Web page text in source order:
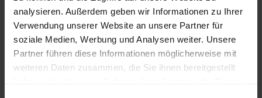
analysieren. Außerdem geben wir Informationen zu Ihrer
Verwendung unserer Website an unsere Partner für
soziale Medien, Werbung und Analysen weiter. Unsere
Partner führen diese Informationen möglicherweise mit
weiteren Daten zusammen, die Sie ihnen bereitgestellt
2025
2026
2026
Die aktuelle Preisentwicklung für Holzpellets in Deutschland
können Sie jederzeit auf unsererPelletspreise-Seite